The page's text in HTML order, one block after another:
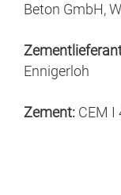
Beton GmbH,
Ennigerloh
Zement: CEM I